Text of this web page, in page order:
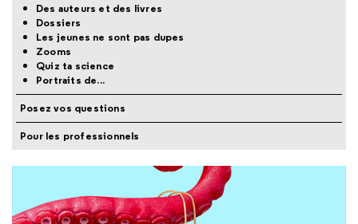
Des auteurs et des livres
Dossiers
Les jeunes ne sont pas dupes
Zooms
Quiz ta science
Portraits de...
Posez vos questions
Pour les professionnels